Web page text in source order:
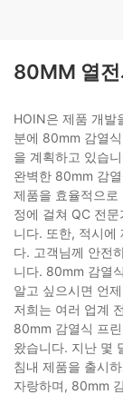
80MM 열전
HOIN은 제품 개발
분에 80mm 감열
을 계획하고 있습
완벽한 80mm 감
제품을 효율적으
정에 걸쳐 QC 전
니다. 또한, 적시에
다. 고객님께 안전
니다. 80mm 감열
알고 싶으시면 언
저희는 여러 업계
80mm 감열식 프
왔습니다. 지난 몇
침내 제품을 출시
자랑하며, 80mm